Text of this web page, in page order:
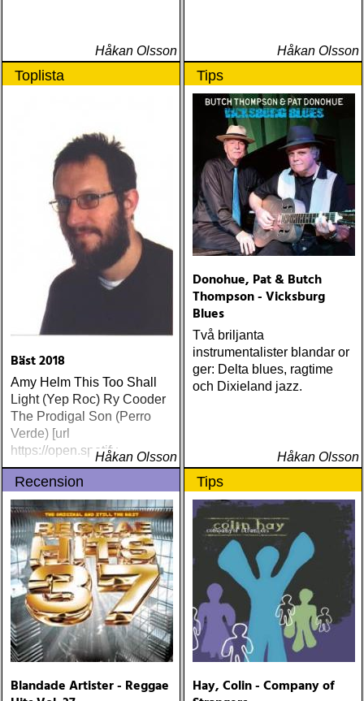
Håkan Olsson Håkan Olsson
Toplista
Bäst 2018
Amy Helm This Too Shall
Light (Yep Roc) Ry Cooder
The Prodigal Son (Perro
Verde) [url
https://open.spotifyHåkan Olsson
Tips
Donohue, Pat & Butch
Thompson - Vicksburg
Blues
Två briljanta
instrumentalister blandar or
ger: Delta blues, ragtime
och Dixieland jazz.
Håkan Olsson
Recension
Blandade Artister - Reggae
Tips
Hay, Colin - Company of